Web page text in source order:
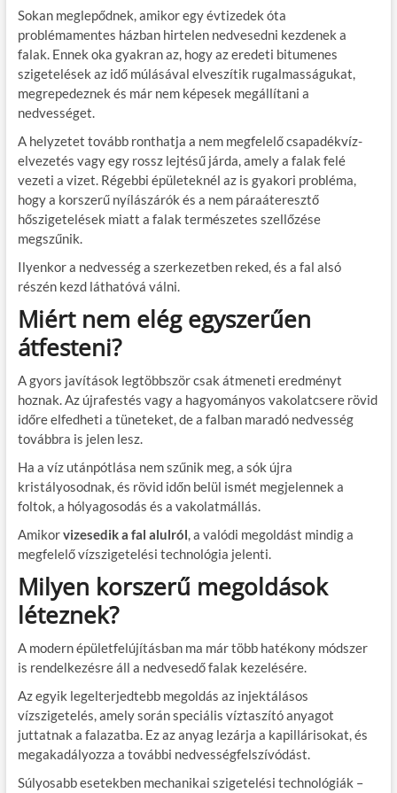
Sokan meglepődnek, amikor egy évtizedek óta
problémamentes házban hirtelen nedvesedni kezdenek a
falak. Ennek oka gyakran az, hogy az eredeti bitumenes
szigetelések az idő múlásával elveszítik rugalmasságukat,
megrepedeznek és már nem képesek megállítani a
nedvességet.
A helyzetet tovább ronthatja a nem megfelelő csapadékvíz-
elvezetés vagy egy rossz lejtésű járda, amely a falak felé
vezeti a vizet. Régebbi épületeknél az is gyakori probléma,
hogy a korszerű nyílászárók és a nem páraáteresztő
hőszigetelések miatt a falak természetes szellőzése
megszűnik.
Ilyenkor a nedvesség a szerkezetben reked, és a fal alsó
részén kezd láthatóvá válni.
Miért nem elég egyszerűen
átfesteni?
A gyors javítások legtöbbször csak átmeneti eredményt
hoznak. Az újrafestés vagy a hagyományos vakolatcsere rövid
időre elfedheti a tüneteket, de a falban maradó nedvesség
továbbra is jelen lesz.
Ha a víz utánpótlása nem szűnik meg, a sók újra
kristályosodnak, és rövid időn belül ismét megjelennek a
foltok, a hólyagosodás és a vakolatmállás.
Amikorvizesedik a fal alulról, a valódi megoldást mindig a
megfelelő vízszigetelési technológia jelenti.
Milyen korszerű megoldások
léteznek?
A modern épületfelújításban ma már több hatékony módszer
is rendelkezésre áll a nedvesedő falak kezelésére.
Az egyik legelterjedtebb megoldás az injektálásos
vízszigetelés, amely során speciális víztaszító anyagot
juttatnak a falazatba. Ez az anyag lezárja a kapillárisokat, és
megakadályozza a további nedvességfelszívódást.
Súlyosabb esetekben mechanikai szigetelési technológiák –